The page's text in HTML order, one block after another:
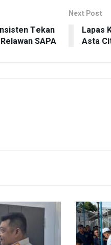
Tekan
SAPA
Next Post
Lapas
Asta